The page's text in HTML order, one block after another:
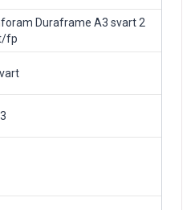
Duraframe A3 svart 2
fp